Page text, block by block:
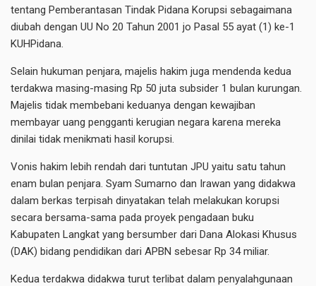
tentang Pemberantasan Tindak Pidana Korupsi sebagaimana
diubah dengan UU No 20 Tahun 2001 jo Pasal 55 ayat (1) ke-1
KUHPidana.
Selain hukuman penjara, majelis hakim juga mendenda kedua
terdakwa masing-masing Rp 50 juta subsider 1 bulan kurungan.
Majelis tidak membebani keduanya dengan kewajiban
membayar uang pengganti kerugian negara karena mereka
dinilai tidak menikmati hasil korupsi.
Vonis hakim lebih rendah dari tuntutan JPU yaitu satu tahun
enam bulan penjara. Syam Sumarno dan Irawan yang didakwa
dalam berkas terpisah dinyatakan telah melakukan korupsi
secara bersama-sama pada proyek pengadaan buku
Kabupaten Langkat yang bersumber dari Dana Alokasi Khusus
(DAK) bidang pendidikan dari APBN sebesar Rp 34 miliar.
Kedua terdakwa didakwa turut terlibat dalam penyalahgunaan